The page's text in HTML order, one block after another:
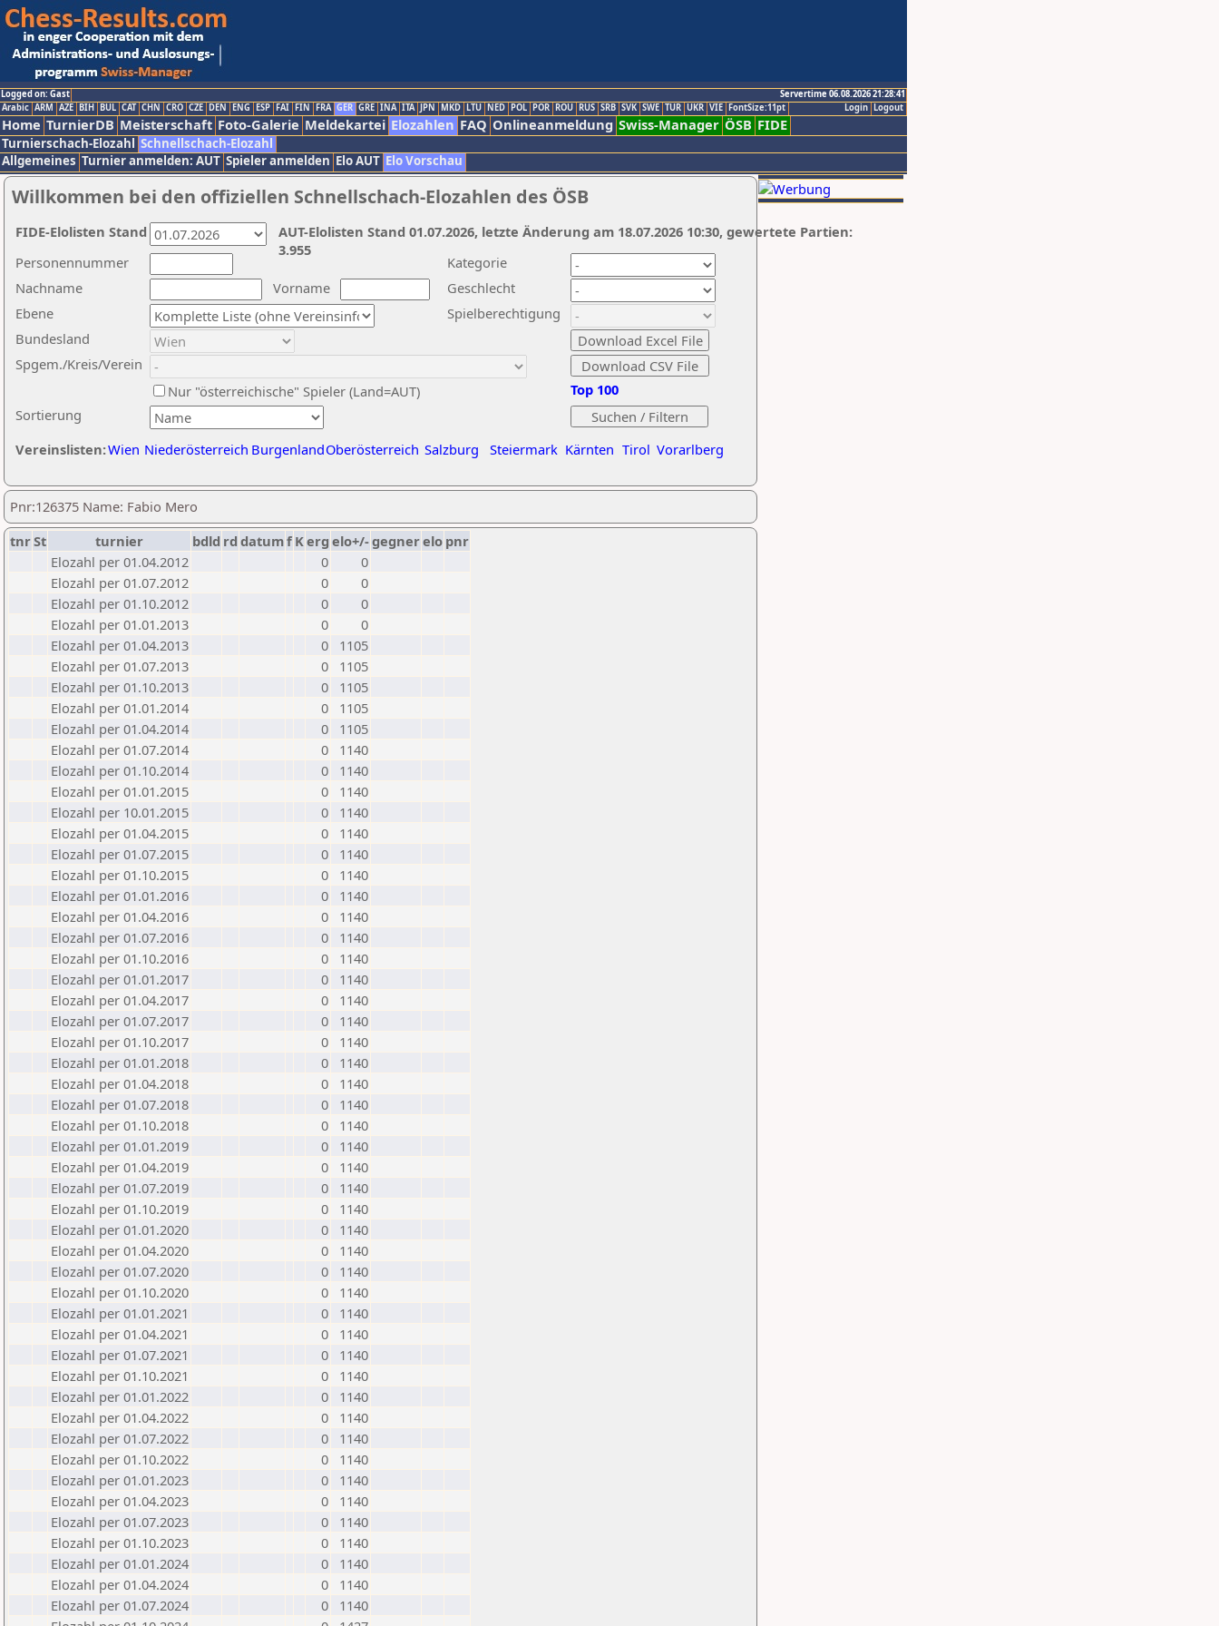
Logged on: Gast
Servertime 06.08.2026 21:28:41
Logout
Login
Arabic ARM AZE BIH BUL CAT CHN CRO CZE DEN ENG ESP FAI FIN FRA GER GRE INA ITA JPN MKD LTU NED POL POR ROU RUS SRB SVK SWE TUR UKR VIE FontSize:11pt
Home TurnierDB Meisterschaft Foto-Galerie Meldekartei Elozahlen FAQ Onlineanmeldung Swiss-Manager ÖSB FIDE
Turnierschach-Elozahl Schnellschach-Elozahl
Allgemeines Turnier anmelden: AUT Spieler anmelden Elo AUT Elo Vorschau
Willkommen bei den offiziellen Schnellschach-Elozahlen des ÖSB
Nachname
Vorname
Ebene
Kategorie
Sortierung
Personennummer
Bundesland
Spgem./Kreis/Verein
Geschlecht
Nur "österreichische" Spieler (Land=AUT)
Spielberechtigung
Vereinslisten:Wien Niederösterreich BurgenlandOberösterreich Salzburg Steiermark Kärnten Tirol Vorarlberg
Top 100
AUT-Elolisten Stand 01.07.2026, letzte Änderung am 18.07.2026 10:30, gewertete Partien:
3.955
FIDE-Elolisten Stand
Pnr:126375 Name: Fabio Mero
tnrSt turnier bdld rd datumf Kerg elo+/-gegnerelo pnr
Elozahl per 01.04.2012
0
0
Elozahl per 01.07.2012
0
0
Elozahl per 01.10.2012
0
0
Elozahl per 01.01.2013
0
0
Elozahl per 01.04.2013
0
1105
Elozahl per 01.07.2013
0
1105
Elozahl per 01.10.2013
0
1105
Elozahl per 01.01.2014
0
1105
Elozahl per 01.04.2014
0
1105
Elozahl per 01.07.2014
0
1140
Elozahl per 01.10.2014
0
1140
Elozahl per 01.01.2015
0
1140
Elozahl per 10.01.2015
0
1140
Elozahl per 01.04.2015
0
1140
Elozahl per 01.07.2015
0
1140
Elozahl per 01.10.2015
0
1140
Elozahl per 01.01.2016
0
1140
Elozahl per 01.04.2016
0
1140
Elozahl per 01.07.2016
0
1140
Elozahl per 01.10.2016
0
1140
Elozahl per 01.01.2017
0
1140
Elozahl per 01.04.2017
0
1140
Elozahl per 01.07.2017
0
1140
Elozahl per 01.10.2017
0
1140
Elozahl per 01.01.2018
0
1140
Elozahl per 01.04.2018
0
1140
Elozahl per 01.07.2018
0
1140
Elozahl per 01.10.2018
0
1140
Elozahl per 01.01.2019
0
1140
Elozahl per 01.04.2019
0
1140
Elozahl per 01.07.2019
0
1140
Elozahl per 01.10.2019
0
1140
Elozahl per 01.01.2020
0
1140
Elozahl per 01.04.2020
0
1140
Elozahl per 01.07.2020
0
1140
Elozahl per 01.10.2020
0
1140
Elozahl per 01.01.2021
0
1140
Elozahl per 01.04.2021
0
1140
Elozahl per 01.07.2021
0
1140
Elozahl per 01.10.2021
0
1140
Elozahl per 01.01.2022
0
1140
Elozahl per 01.04.2022
0
1140
Elozahl per 01.07.2022
0
1140
Elozahl per 01.10.2022
0
1140
Elozahl per 01.01.2023
0
1140
Elozahl per 01.04.2023
0
1140
Elozahl per 01.07.2023
0
1140
Elozahl per 01.10.2023
0
1140
Elozahl per 01.01.2024
0
1140
Elozahl per 01.04.2024
0
1140
Elozahl per 01.07.2024
0
1140